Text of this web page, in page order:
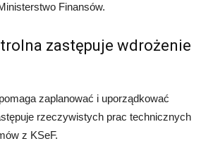
Finansów.
zastępuje wdrożenie
zaplanować i uporządkować
rzeczywistych prac technicznych
z KSeF.